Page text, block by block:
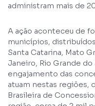
administram mais de
A ação aconteceu de
municípios,
Santa Catarina, Mato
Janeiro, Rio Grande
engajamento das
atuam nestas regiões,
Brasileira de